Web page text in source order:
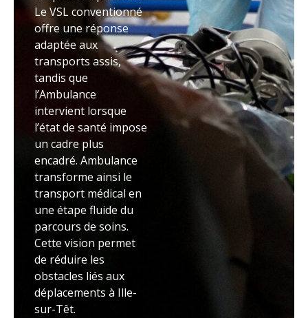
Le VSL conventionné
offre une réponse
adaptée aux
transports assis,
tandis que
l’Ambulance
intervient lorsque
l’état de santé impose
un cadre plus
encadré. Ambulance
transforme ainsi le
transport médical en
une étape fluide du
parcours de soins.
Cette vision permet
de réduire les
obstacles liés aux
déplacements à Ille-
sur-Têt.